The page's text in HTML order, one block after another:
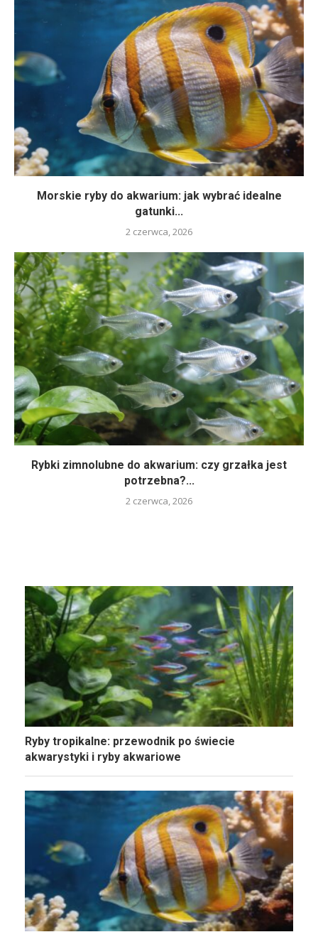
Morskie ryby do akwarium: jak wybrać idealne
gatunki...
2 czerwca, 2026
Rybki zimnolubne do akwarium: czy grzałka jest
potrzebna?...
2 czerwca, 2026
Ryby tropikalne: przewodnik po świecie
akwarystyki i ryby akwariowe